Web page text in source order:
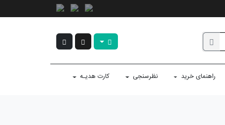
راهنمای خرید نظرسنجی کارت هدیـه